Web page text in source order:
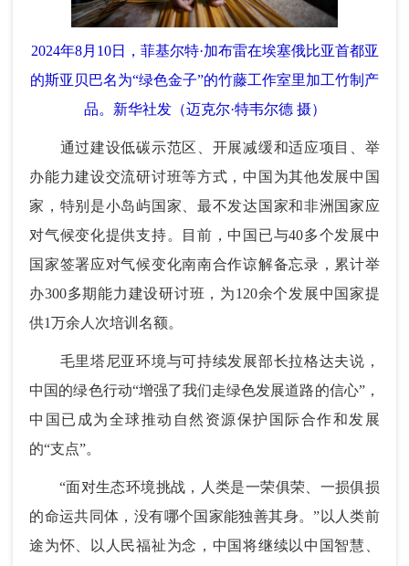
2024年8月10日，菲基尔特·加布雷在埃塞俄比亚首都亚
的斯亚贝巴名为“绿色金子”的竹藤工作室里加工竹制产
品。新华社发（迈克尔·特韦尔德 摄）
通过建设低碳示范区、开展减缓和适应项目、举
办能力建设交流研讨班等方式，中国为其他发展中国
家，特别是小岛屿国家、最不发达国家和非洲国家应
对气候变化提供支持。目前，中国已与40多个发展中
国家签署应对气候变化南南合作谅解备忘录，累计举
办300多期能力建设研讨班，为120余个发展中国家提
供1万余人次培训名额。
毛里塔尼亚环境与可持续发展部长拉格达夫说，
中国的绿色行动“增强了我们走绿色发展道路的信心”，
中国已成为全球推动自然资源保护国际合作和发展
的“支点”。
“面对生态环境挑战，人类是一荣俱荣、一损俱损
的命运共同体，没有哪个国家能独善其身。”以人类前
途为怀、以人民福祉为念，中国将继续以中国智慧、